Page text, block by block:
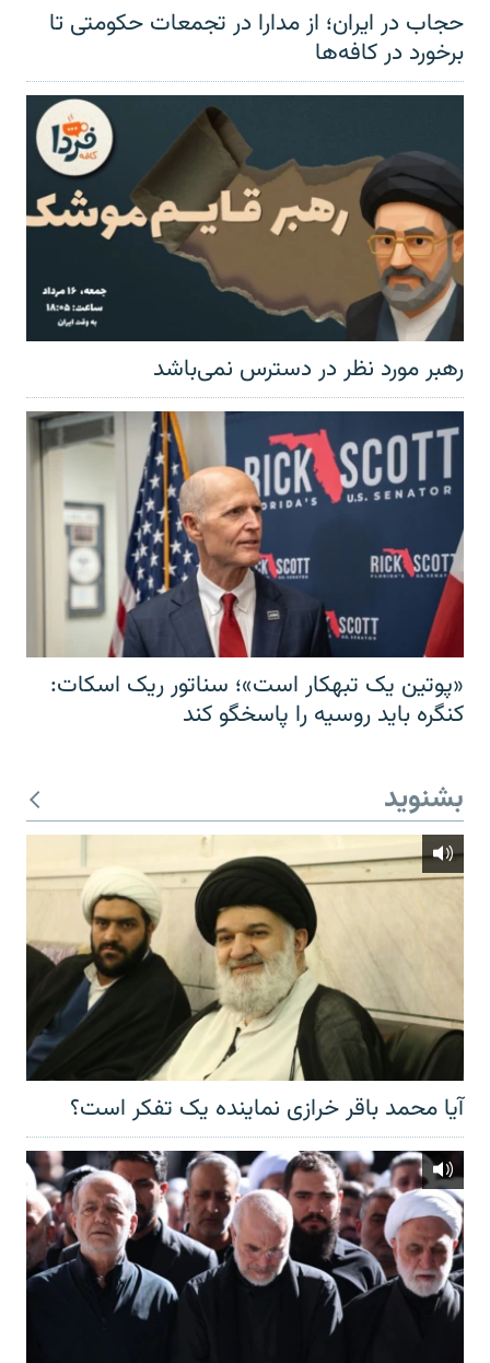
حجاب در ایران؛ از مدارا در تجمعات حکومتی تا
برخورد در کافه‌ها
رهبر مورد نظر در دسترس نمی‌باشد
«پوتین یک تبهکار است»؛ سناتور ریک اسکات:
کنگره باید روسیه را پاسخگو کند
بشنوید
آیا محمد باقر خرازی نماینده یک تفکر است؟